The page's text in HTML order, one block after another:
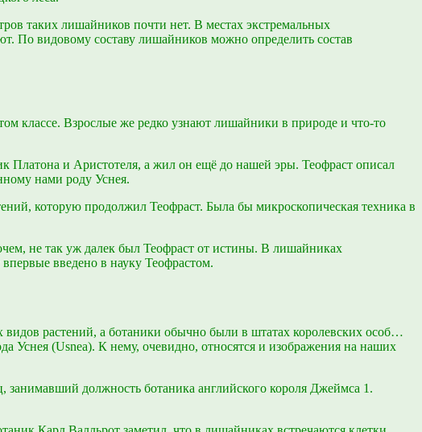
таких лишайников почти нет. В местах экстремальных
видовому составу лишайников можно определить состав
классе. Взрослые же редко узнают лишайники в природе и что-то
и Аристотеля, а жил он ещё до нашей эры. Теофраст описал
нами роду Уснея.
которую продолжил Теофраст. Была бы микроскопическая техника в
не так уж далек был Теофраст от истины. В лишайниках
введено в науку Теофрастом.
растений, а ботаники обычно были в штатах королевских особ…
Уснея (Usnea). К нему, очевидно, относятся и изображения на наших
должность ботаника английского короля Джеймса 1.